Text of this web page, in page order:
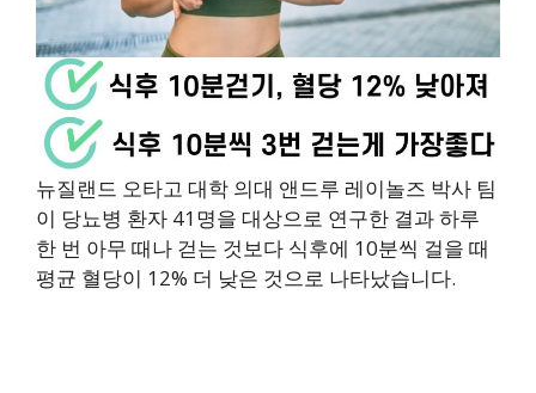
뉴질랜드 오타고 대학 의대 앤드루 레이놀즈 박사 팀
이 당뇨병 환자 41명을 대상으로 연구한 결과 하루
한 번 아무 때나 걷는 것보다 식후에 10분씩 걸을 때
평균 혈당이 12% 더 낮은 것으로 나타났습니다.